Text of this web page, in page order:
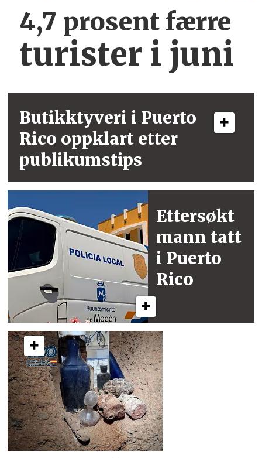
4,7 prosent færre
turister i juni
Butikktyveri i Puerto
Rico oppklart etter
publikumstips
Ettersøkt
mann tatt
i Puerto
Rico